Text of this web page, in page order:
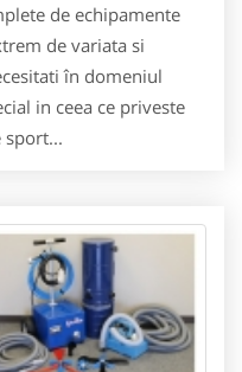
de echipamente
de variata si
în domeniul
in ceea ce priveste
sport...